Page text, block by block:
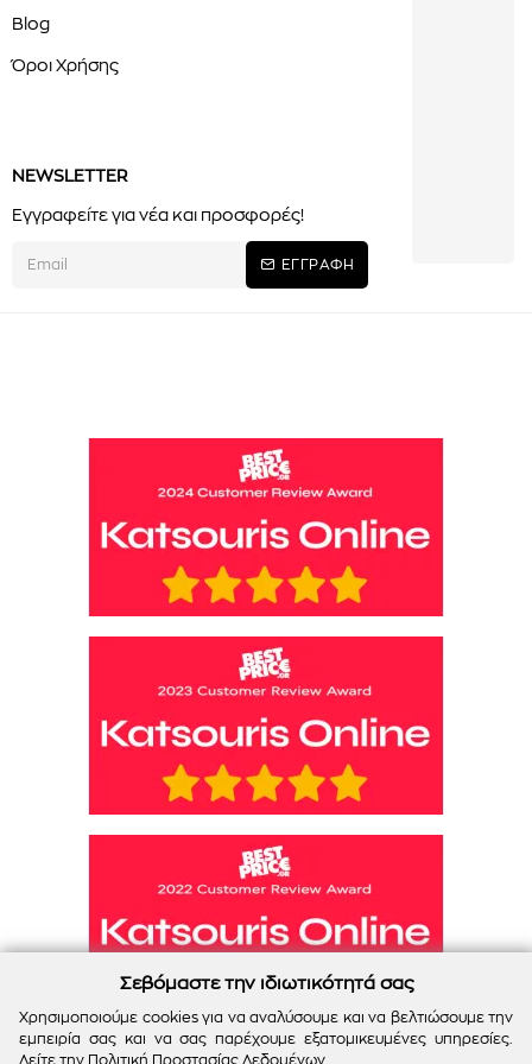
Blog
Όροι Χρήσης
NEWSLETTER
Εγγραφείτε για νέα και προσφορές!
ΕΓΓΡΑΦΗ
Σεβόμαστε την ιδιωτικότητά σας
Χρησιμοποιούμε cookies για να αναλύσουμε και να βελτιώσουμε την
εμπειρία σας και να σας παρέχουμε εξατομικευμένες υπηρεσίες.
Δείτε την Πολιτική Προστασίας Δεδομένων